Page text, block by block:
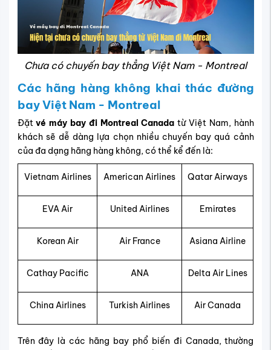
Chưa có chuyến bay thẳng Việt Nam - Montreal
Các hãng hàng không khai thác đường
bay Việt Nam - Montreal
Đặtvé máy bay đi Montreal Canada từ Việt Nam, hành
khách sẽ dễ dàng lựa chọn nhiều chuyến bay quá cảnh
của đa dạng hãng hàng không, có thể kể đến là:
Vietnam Airlines American Airlines Qatar Airways
EVA Air United Airlines Emirates
Korean Air Air France Asiana Airline
Cathay Pacific ANA Delta Air Lines
China Airlines Turkish Airlines Air Canada
Trên đây là các hãng bay phổ biến đi Canada, thường